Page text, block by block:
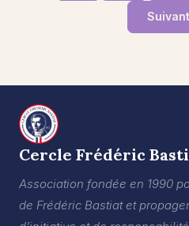
Suivant
Cercle Frédéric
Association fondée en 1990
de Frédéric Bastiat et